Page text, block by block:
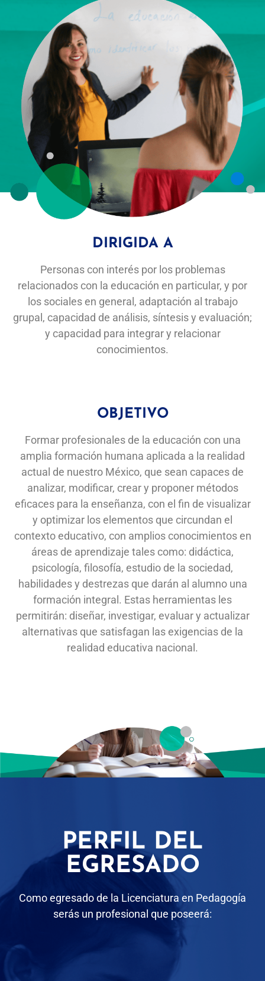
DIRIGIDA A
Personas con interés por los problemas
relacionados con la educación en particular, y por
los sociales en general, adaptación al trabajo
grupal, capacidad de análisis, síntesis y evaluación;
y capacidad para integrar y relacionar
conocimientos.
OBJETIVO
Formar profesionales de la educación con una
amplia formación humana aplicada a la realidad
actual de nuestro México, que sean capaces de
analizar, modificar, crear y proponer métodos
eficaces para la enseñanza, con el fin de visualizar
y optimizar los elementos que circundan el
contexto educativo, con amplios conocimientos en
áreas de aprendizaje tales como: didáctica,
psicología, filosofía, estudio de la sociedad,
habilidades y destrezas que darán al alumno una
formación integral. Estas herramientas les
permitirán: diseñar, investigar, evaluar y actualizar
alternativas que satisfagan las exigencias de la
realidad educativa nacional.
PERFIL DEL
EGRESADO
Como egresado de la Licenciatura en Pedagogía
serás un profesional que poseerá: